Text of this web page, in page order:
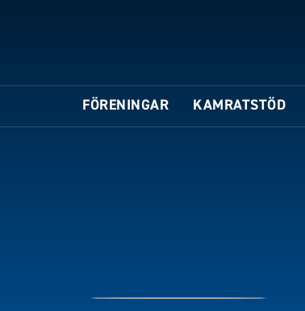
FÖRENINGAR KAMRATSTÖD